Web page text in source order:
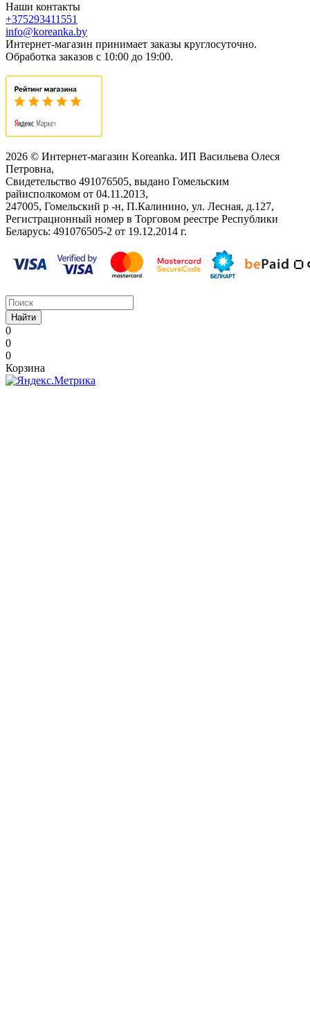
Наши контакты
+375293411551
info@koreanka.by
Интернет-магазин принимает заказы круглосуточно.
Обработка заказов с 10:00 до 19:00.
2026 © Интернет-магазин Koreanka. ИП Васильева Олеся
Петровна,
Свидетельство ‎491076505, выдано Гомельским
райисполкомом от 04.11.2013,
247005, Гомельский р -н, П.Калинино, ул. Лесная, д.127,
Регистрационный номер в Торговом реестре Республики
Беларусь: ‎491076505-2 от 19.12.2014 г.
Найти
0
0
0
Корзина